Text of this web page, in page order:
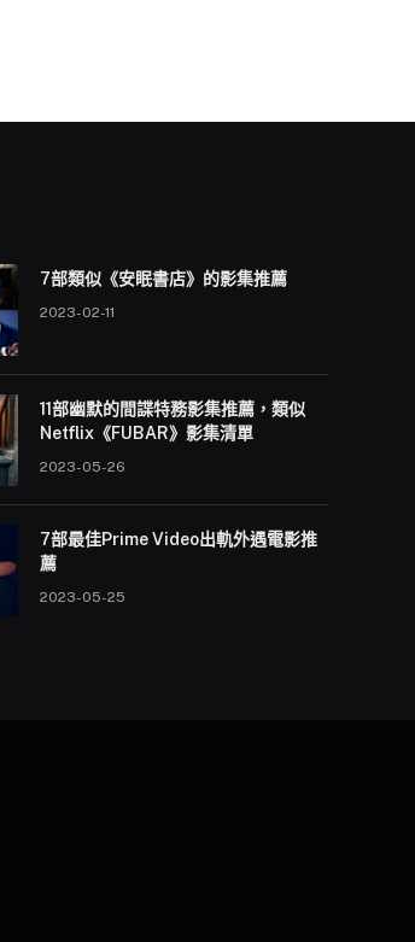
7部類似《安眠書店》的影集推薦
2023-02-11
11部幽默的間諜特務影集推薦，類似
Netflix《FUBAR》影集清單
2023-05-26
7部最佳Prime Video出軌外遇電影推
薦
2023-05-25